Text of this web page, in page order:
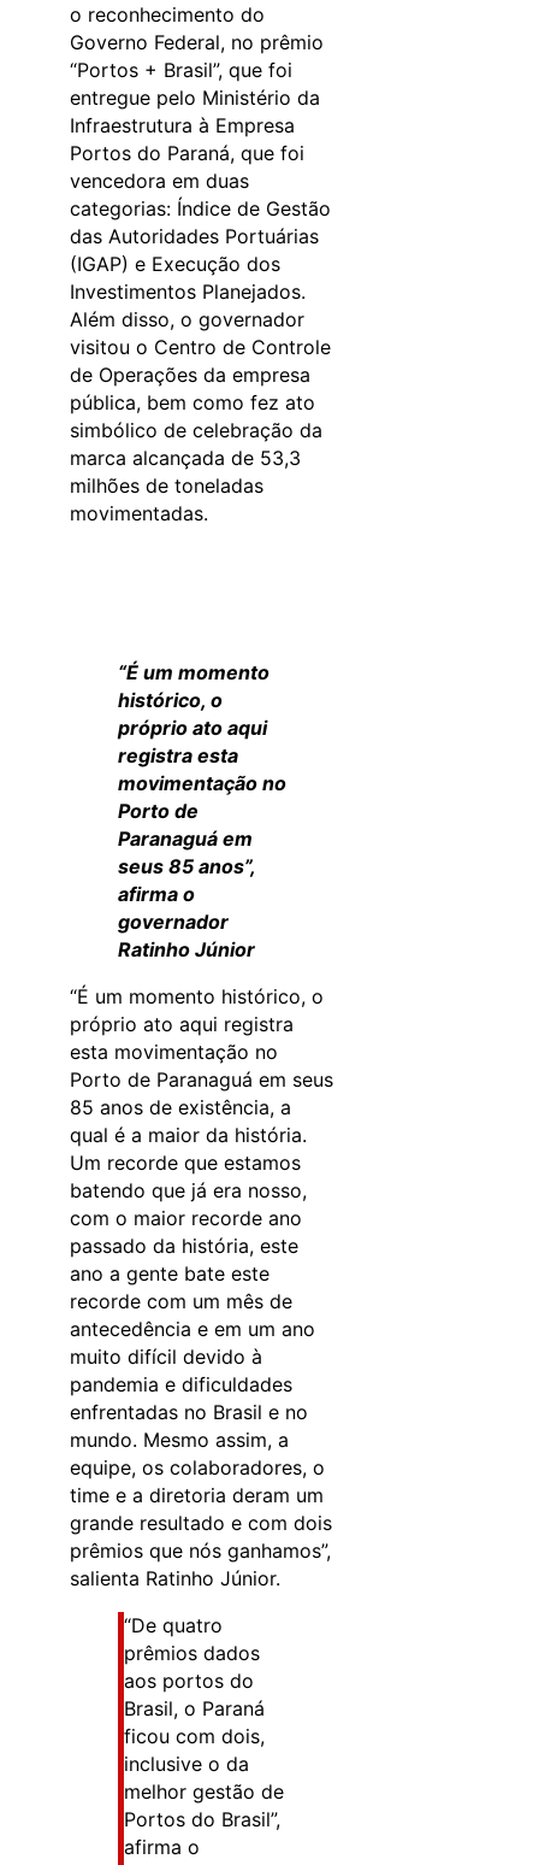
o reconhecimento do
Governo Federal, no prêmio
“Portos + Brasil”, que foi
entregue pelo Ministério da
Infraestrutura à Empresa
Portos do Paraná, que foi
vencedora em duas
categorias: Índice de Gestão
das Autoridades Portuárias
(IGAP) e Execução dos
Investimentos Planejados.
Além disso, o governador
visitou o Centro de Controle
de Operações da empresa
pública, bem como fez ato
simbólico de celebração da
marca alcançada de 53,3
milhões de toneladas
movimentadas.
“É um momento
histórico, o
próprio ato aqui
registra esta
movimentação no
Porto de
Paranaguá em
seus 85 anos”,
afirma o
governador
Ratinho Júnior
“É um momento histórico, o
próprio ato aqui registra
esta movimentação no
Porto de Paranaguá em seus
85 anos de existência, a
qual é a maior da história.
Um recorde que estamos
batendo que já era nosso,
com o maior recorde ano
passado da história, este
ano a gente bate este
recorde com um mês de
antecedência e em um ano
muito difícil devido à
pandemia e dificuldades
enfrentadas no Brasil e no
mundo. Mesmo assim, a
equipe, os colaboradores, o
time e a diretoria deram um
grande resultado e com dois
prêmios que nós ganhamos”,
salienta Ratinho Júnior.
“De quatro
prêmios dados
aos portos do
Brasil, o Paraná
ficou com dois,
inclusive o da
melhor gestão de
Portos do Brasil”,
afirma o